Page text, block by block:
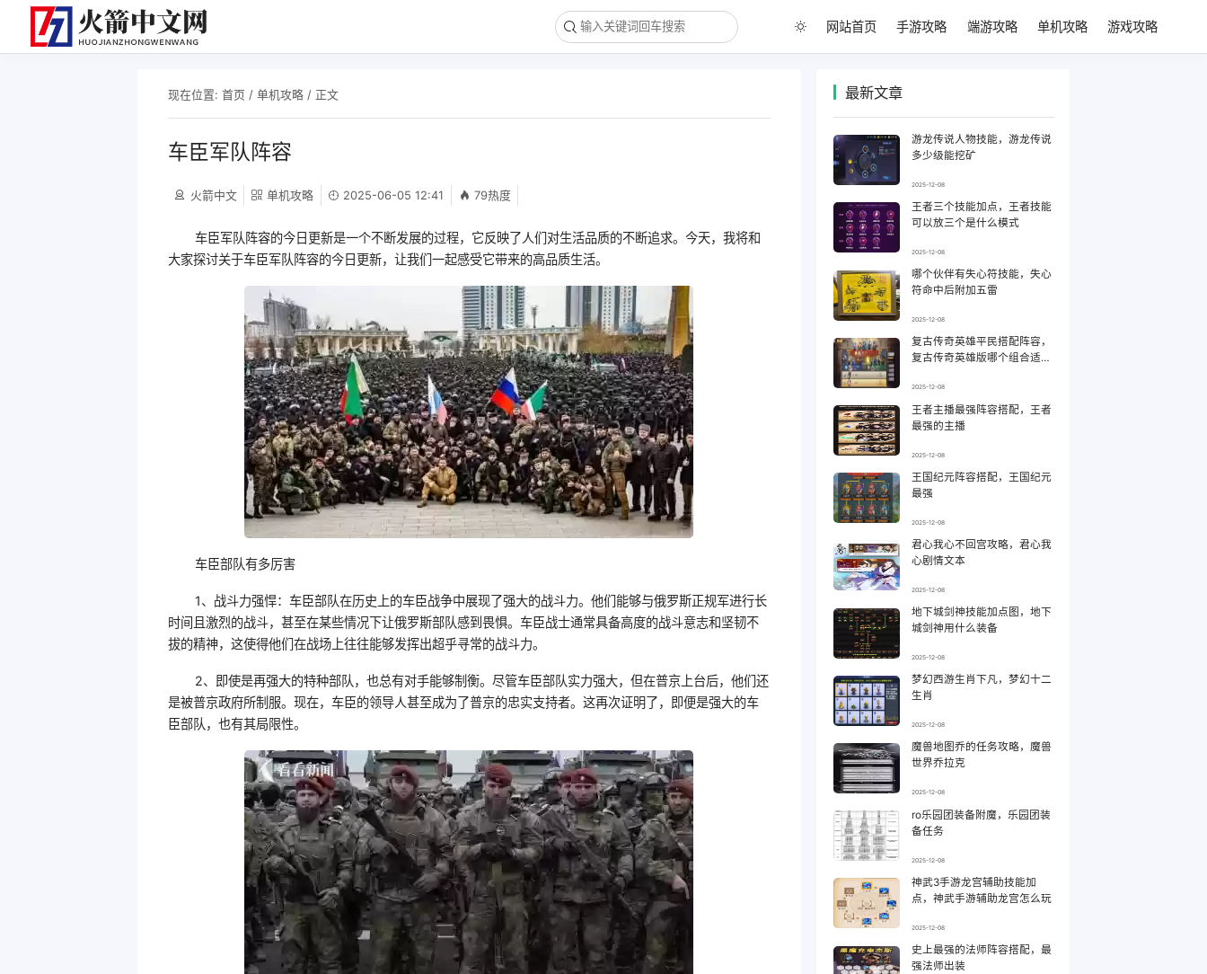
网站首页 手游攻略 端游攻略 单机攻略 游戏攻略
现在位置: 首页 / 单机攻略/ 正文
车臣军队阵容
火箭中文 单机攻略 2025-06-05 12:41 79热度
车臣军队阵容的今日更新是一个不断发展的过程，它反映了人们对生活品质的不断追求。今天，我将和
大家探讨关于车臣军队阵容的今日更新，让我们一起感受它带来的高品质生活。
车臣部队有多厉害
1、战斗力强悍：车臣部队在历史上的车臣战争中展现了强大的战斗力。他们能够与俄罗斯正规军进行长
时间且激烈的战斗，甚至在某些情况下让俄罗斯部队感到畏惧。车臣战士通常具备高度的战斗意志和坚韧不
拔的精神，这使得他们在战场上往往能够发挥出超乎寻常的战斗力。
2、即使是再强大的特种部队，也总有对手能够制衡。尽管车臣部队实力强大，但在普京上台后，他们还
是被普京政府所制服。现在，车臣的领导人甚至成为了普京的忠实支持者。这再次证明了，即便是强大的车
臣部队，也有其局限性。
最新文章
游龙传说人物技能，游龙传说
多少级能挖矿
2025-12-08
王者三个技能加点，王者技能
可以放三个是什么模式
2025-12-08
哪个伙伴有失心符技能，失心
符命中后附加五雷
2025-12-08
复古传奇英雄平民搭配阵容，
复古传奇英雄版哪个组合适合
2025-12-08
王者主播最强阵容搭配，王者
最强的主播
2025-12-08
王国纪元阵容搭配，王国纪元
最强
2025-12-08
君心我心不回宫攻略，君心我
心剧情文本
2025-12-08
地下城剑神技能加点图，地下
城剑神用什么装备
2025-12-08
梦幻西游生肖下凡，梦幻十二
生肖
2025-12-08
魔兽地图乔的任务攻略，魔兽
世界乔拉克
2025-12-08
ro乐园团装备附魔，乐园团装
备任务
2025-12-08
神武3手游龙宫辅助技能加
点，神武手游辅助龙宫怎么玩
2025-12-08
史上最强的法师阵容搭配，最
强法师出装